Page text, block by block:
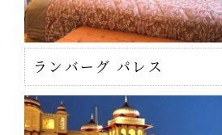
ランバーグ パレス